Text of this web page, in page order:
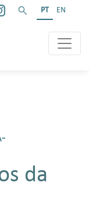
PT EN
da